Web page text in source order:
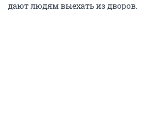
дают людям выехать из дворов.